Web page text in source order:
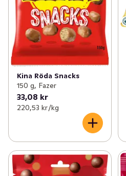
Kina Röda Snacks
150 g, Fazer
33,08 kr
220,53 kr /kg